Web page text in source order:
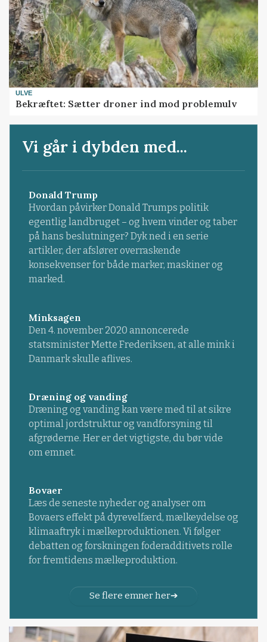
ULVE
Bekræftet: Sætter droner ind mod problemulv
Vi går i dybden med...
Donald Trump
Hvordan påvirker Donald Trumps politik
egentlig landbruget – og hvem vinder og taber
på hans beslutninger? Dyk ned i en serie
artikler, der afslører overraskende
konsekvenser for både marker, maskiner og
marked.
Minksagen
Den 4. november 2020 annoncerede
statsminister Mette Frederiksen, at alle mink i
Danmark skulle aflives.
Dræning og vanding
Dræning og vanding kan være med til at sikre
optimal jordstruktur og vandforsyning til
afgrøderne. Her er det vigtigste, du bør vide
om emnet.
Bovaer
Læs de seneste nyheder og analyser om
Bovaers effekt på dyrevelfærd, mælkeydelse og
klimaaftryk i mælkeproduktionen. Vi følger
debatten og forskningen foderadditivets rolle
for fremtidens mælkeproduktion.
Se flere emner her